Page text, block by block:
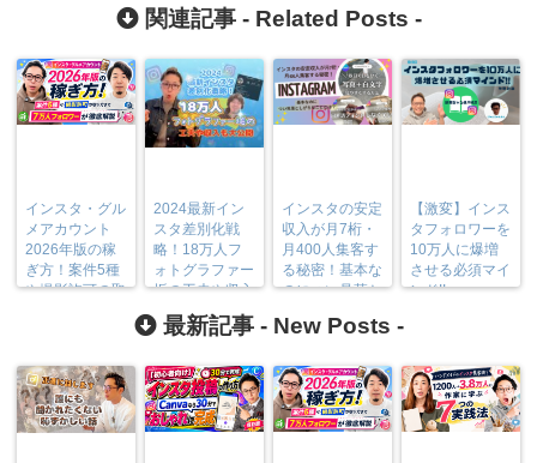
関連記事 - Related Posts -
インスタ・グル
メアカウント
2026年版の稼
ぎ方！案件5種
や撮影許可の取
2024最新イン
スタ差別化戦
略！18万人フ
ォトグラファー
垢の工夫や収入
も大公開
インスタの安定
収入が月7桁・
月400人集客す
る秘密！基本な
のについ見落と
は？
【激変】インス
タフォロワーを
10万人に爆増
させる必須マイ
ンド!!
最新記事 - New Posts -